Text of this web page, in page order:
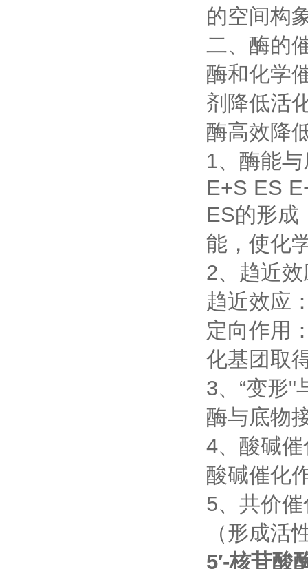
的空间构
二、酶的
酶和化学
剂降低活
酶高效降
1、酶能
E+S ES
ES的形成
能，使化
2、趋近
趋近效应
定向作用
化基团取
3、“变形"
酶与底物
4、酸碱
酸碱催化
5、共价
（形成活
5′-核苷酸